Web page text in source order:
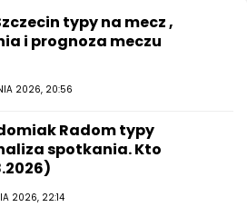
typy na mecz ,
i prognoza meczu
2026, 20:56
Radom typy
spotkania. Kto
2026, 22:14